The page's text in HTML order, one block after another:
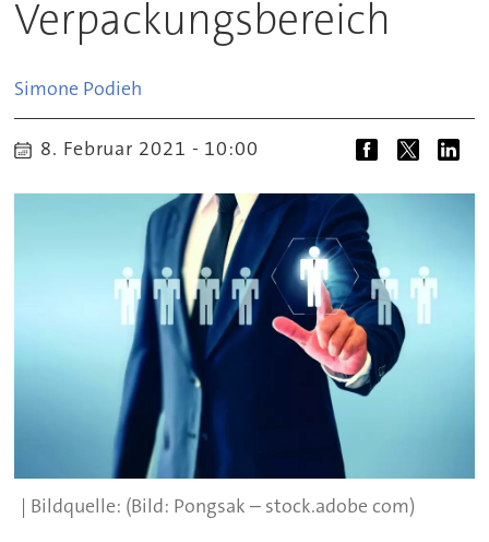
Verpackungsbereich
Simone Podieh
8. Februar 2021 - 10:00
(Bild: Pongsak – stock.adobe com)